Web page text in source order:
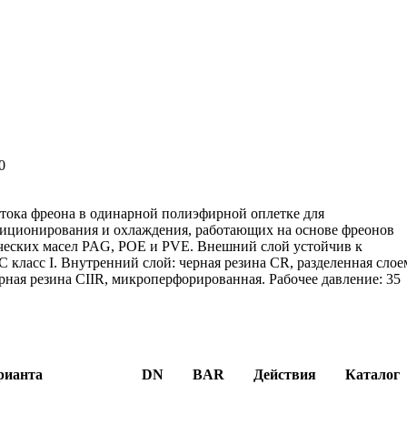
фреона в одинарной полиэфирной оплетке для
и охлаждения, работающих на основе фреонов
масел PAG, POE и PVE. Внешний слой устойчив к
I. Внутренний слой: черная резина CR, разделенная
резина CIIR, микроперфорированная. Рабочее давление: 35
DN BAR Действия Каталог